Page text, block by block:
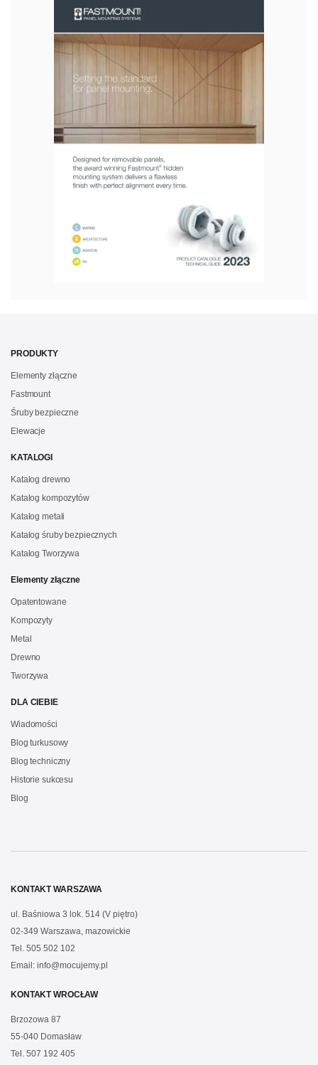
PRODUKTY
Elementy złączne
Fastmount
Śruby bezpieczne
Elewacje
KATALOGI
Katalog drewno
Katalog kompozytów
Katalog metali
Katalog śruby bezpiecznych
Katalog Tworzywa
Elementy złączne
Opatentowane
Kompozyty
Metal
Drewno
Tworzywa
DLA CIEBIE
Wiadomości
Blog turkusowy
Blog techniczny
Historie sukcesu
Blog
KONTAKT WARSZAWA
ul. Baśniowa 3 lok. 514 (V piętro)
02-349 Warszawa, mazowickie
Tel. 505 502 102
Email: info@mocujemy.pl
KONTAKT WROCŁAW
Brzozowa 87
55-040 Domasław
Tel. 507 192 405